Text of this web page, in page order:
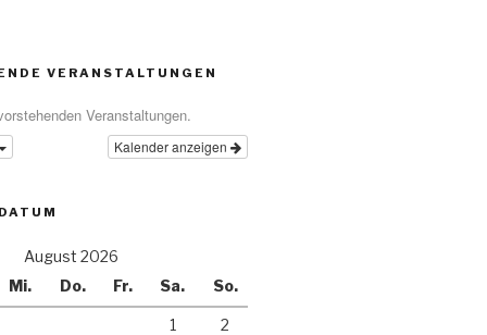
VERANSTALTUNGEN
Veranstaltungen.
Kalender anzeigen
August 2026
Mi. Do. Fr. Sa. So.
1
2